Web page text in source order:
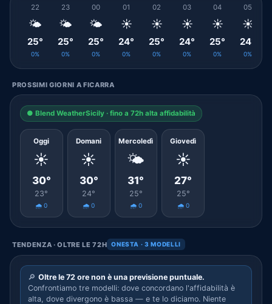
22
🌤️
25°
0%
23
🌤️
25°
0%
00
🌤️
25°
0%
01
☀️
24°
0%
02
☀️
25°
0%
03
☀️
24°
0%
04
☀️
25°
0%
05
☀️
24°
0%
PROSSIMI GIORNI A FICARRA
● Blend WeatherSicily · fino a 72h alta affidabilità
Oggi
☀️
30°
23°
🌧️ 0
Domani
☀️
30°
24°
🌧️ 0
Mercoledì
🌤️
31°
25°
🌧️ 0
Giovedì
☀️
27°
25°
🌧️ 0
TENDENZA · OLTRE LE 72H ONESTA · 3 MODELLI
🔎 Oltre le 72 ore non è una previsione puntuale.
Confrontiamo tre modelli: dove concordano l'affidabilità è
alta, dove divergono è bassa — e te lo diciamo. Niente